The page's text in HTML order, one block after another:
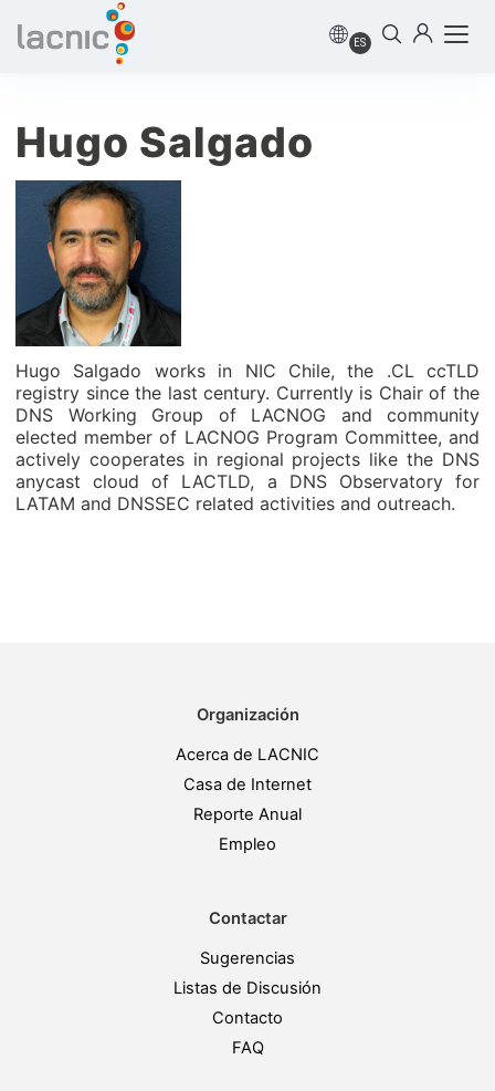
ES
Hugo Salgado
Hugo Salgado works in NIC Chile, the .CL ccTLD
registry since the last century. Currently is Chair of the
DNS Working Group of LACNOG and community
elected member of LACNOG Program Committee, and
actively cooperates in regional projects like the DNS
anycast cloud of LACTLD, a DNS Observatory for
LATAM and DNSSEC related activities and outreach.
Organización
Acerca de LACNIC
Casa de Internet
Reporte Anual
Empleo
Contactar
Sugerencias
Listas de Discusión
Contacto
FAQ